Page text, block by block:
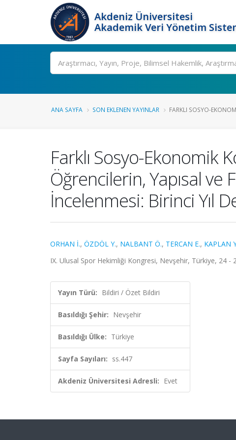
Akdeniz Üniversitesi
Akademik Veri Yönetim
Ara
ANA SAYFA SON EKLENEN YAYINLAR FARKLI SOSYO-
Farklı Sosyo-Ekonomik
Öğrencilerin, Yapısal
İncelenmesi: Birinci Yıl
ORHAN İ., ÖZDÖL Y., NALBANT Ö., TERCAN E., KAPLAN
IX. Ulusal Spor Hekimliği Kongresi, Nevşehir, Türkiye, 24 -
Yayın Türü: Bildiri / Özet Bildiri
Basıldığı Şehir: Nevşehir
Basıldığı Ülke: Türkiye
Sayfa Sayıları: ss.447
Akdeniz Üniversitesi Adresli: Evet